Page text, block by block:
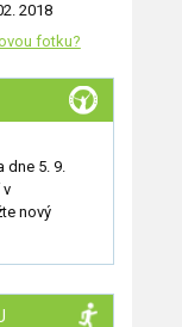
2018
fotku?
dne 5. 9.
v
nový